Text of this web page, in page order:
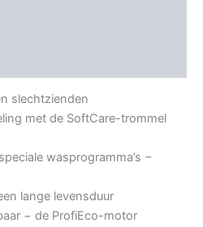
slechtzienden
met de SoftCare-trommel
wasprogramma’s −
lange levensduur
− de ProfiEco-motor